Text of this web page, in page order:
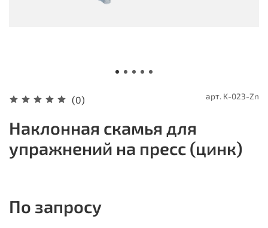
(0) арт. K-023-Zn
Наклонная скамья для
упражнений на пресс (цинк)
По запросу